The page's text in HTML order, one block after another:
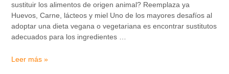
sustituir los alimentos de origen animal? Reemplaza ya
Huevos, Carne, lácteos y miel Uno de los mayores desafíos al
adoptar una dieta vegana o vegetariana es encontrar sustitutos
adecuados para los ingredientes …
Leer más »